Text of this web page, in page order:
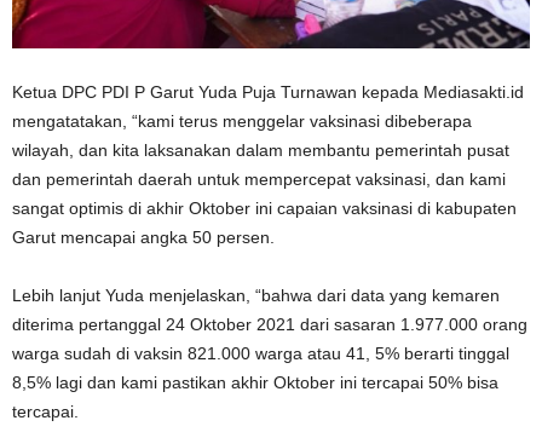
Ketua DPC PDI P Garut Yuda Puja Turnawan kepada Mediasakti.id
mengatatakan, “kami terus menggelar vaksinasi dibeberapa
wilayah, dan kita laksanakan dalam membantu pemerintah pusat
dan pemerintah daerah untuk mempercepat vaksinasi, dan kami
sangat optimis di akhir Oktober ini capaian vaksinasi di kabupaten
Garut mencapai angka 50 persen.
Lebih lanjut Yuda menjelaskan, “bahwa dari data yang kemaren
diterima pertanggal 24 Oktober 2021 dari sasaran 1.977.000 orang
warga sudah di vaksin 821.000 warga atau 41, 5% berarti tinggal
8,5% lagi dan kami pastikan akhir Oktober ini tercapai 50% bisa
tercapai.